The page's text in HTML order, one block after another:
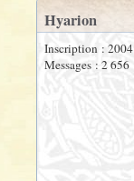
Hyarion
Inscription : 2004
Messages : 2 656